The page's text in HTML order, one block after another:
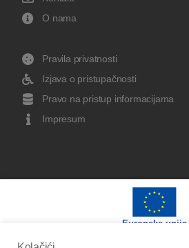
O nama
Pravila privatnosti
Izjava o pristupačnosti
Pravo na pristup informacijama
Impresum
Europska unija